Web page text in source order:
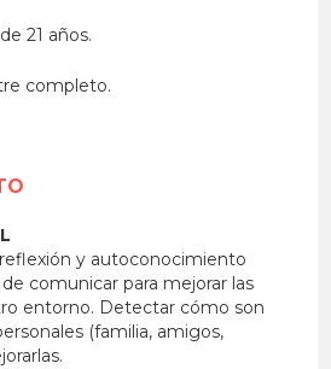
21 años.
completo.
y autoconocimiento
comunicar para mejorar las
entorno. Detectar cómo son
(familia, amigos,